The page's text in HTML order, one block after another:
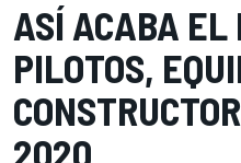
ASÍ ACABA EL
PILOTOS,
2020